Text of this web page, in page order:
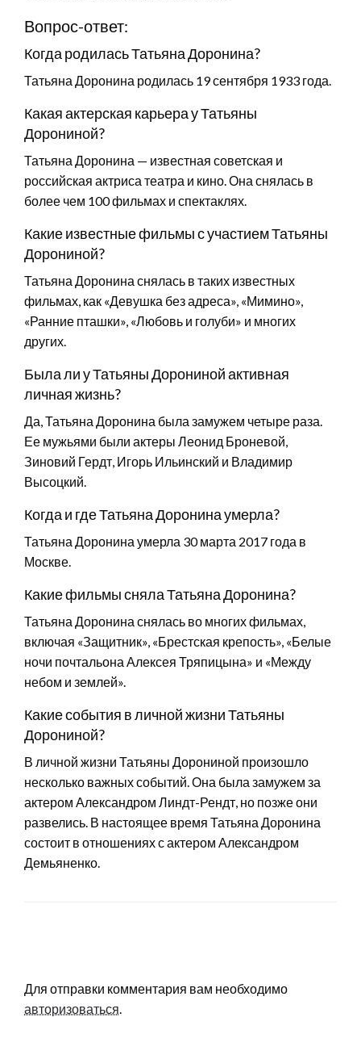
Вопрос-ответ:
Когда родилась Татьяна Доронина?
Татьяна Доронина родилась 19 сентября 1933 года.
Какая актерская карьера у Татьяны
Дорониной?
Татьяна Доронина — известная советская и
российская актриса театра и кино. Она снялась в
более чем 100 фильмах и спектаклях.
Какие известные фильмы с участием Татьяны
Дорониной?
Татьяна Доронина снялась в таких известных
фильмах, как «Девушка без адреса», «Мимино»,
«Ранние пташки», «Любовь и голуби» и многих
других.
Была ли у Татьяны Дорониной активная
личная жизнь?
Да, Татьяна Доронина была замужем четыре раза.
Ее мужьями были актеры Леонид Броневой,
Зиновий Гердт, Игорь Ильинский и Владимир
Высоцкий.
Когда и где Татьяна Доронина умерла?
Татьяна Доронина умерла 30 марта 2017 года в
Москве.
Какие фильмы сняла Татьяна Доронина?
Татьяна Доронина снялась во многих фильмах,
включая «Защитник», «Брестская крепость», «Белые
ночи почтальона Алексея Тряпицына» и «Между
небом и землей».
Какие события в личной жизни Татьяны
Дорониной?
В личной жизни Татьяны Дорониной произошло
несколько важных событий. Она была замужем за
актером Александром Линдт-Рендт, но позже они
развелись. В настоящее время Татьяна Доронина
состоит в отношениях с актером Александром
Демьяненко.
Для отправки комментария вам необходимо
авторизоваться.